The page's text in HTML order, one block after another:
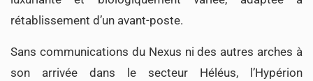
rétablissement d’un avant-poste.
Sans communications du Nexus ni des autres arches à
son arrivée dans le secteur Héléus, l’Hypérion